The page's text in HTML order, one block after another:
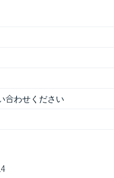
合わせください